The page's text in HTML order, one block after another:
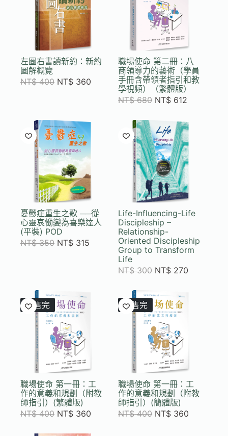
左圖右書讀新約：新約
圖解概覽
NT$400 NT$ 360
職場使命 第二冊：八
商領導力的藝術（學員
手冊含帶領者指引和教
學視頻）（繁體版）
NT$680 NT$ 612
憂鬱症重生之歌 ──從
心靈哀慟變為喜樂達人
(平裝) POD
NT$350 NT$ 315
Life-Influencing-Life
Discipleship –
Relationship-
Oriented Discipleship
Group to Transform
Life
NT$300 NT$ 270
已售完
職場使命 第一冊：工
作的意義和規劃（附教
師指引）(繁體版)
NT$400 NT$ 360
已售完
職場使命 第一冊：工
作的意義和規劃（附教
師指引）(簡體版)
NT$400 NT$ 360